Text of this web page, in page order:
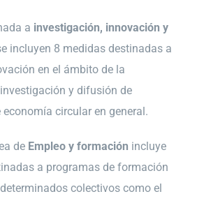
a investigación, innovación y
incluyen 8 medidas destinadas a
en el ámbito de la
y difusión de
circular en general.
de Empleo y formación incluye
a programas de formación
colectivos como el